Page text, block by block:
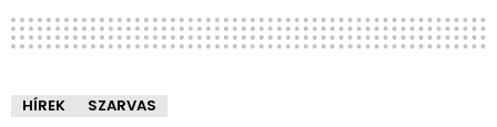
HÍREK SZARVAS